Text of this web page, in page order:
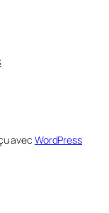
avec WordPress